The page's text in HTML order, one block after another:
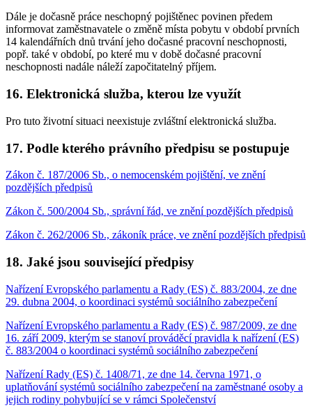
Dále je dočasně práce neschopný pojištěnec povinen předem
informovat zaměstnavatele o změně místa pobytu v období prvních
14 kalendářních dnů trvání jeho dočasné pracovní neschopnosti,
popř. také v období, po které mu v době dočasné pracovní
neschopnosti nadále náleží započitatelný příjem.
16. Elektronická služba, kterou lze využít
Pro tuto životní situaci neexistuje zvláštní elektronická služba.
17. Podle kterého právního předpisu se postupuje
Zákon č. 187/2006 Sb., o nemocenském pojištění, ve znění
pozdějších předpisů
Zákon č. 500/2004 Sb., správní řád, ve znění pozdějších předpisů
Zákon č. 262/2006 Sb., zákoník práce, ve znění pozdějších předpisů
18. Jaké jsou související předpisy
Nařízení Evropského parlamentu a Rady (ES) č. 883/2004, ze dne
29. dubna 2004, o koordinaci systémů sociálního zabezpečení
Nařízení Evropského parlamentu a Rady (ES) č. 987/2009, ze dne
16. září 2009, kterým se stanoví prováděcí pravidla k nařízení (ES)
č. 883/2004 o koordinaci systémů sociálního zabezpečení
Nařízení Rady (ES) č. 1408/71, ze dne 14. června 1971, o
uplatňování systémů sociálního zabezpečení na zaměstnané osoby a
jejich rodiny pohybující se v rámci Společenství